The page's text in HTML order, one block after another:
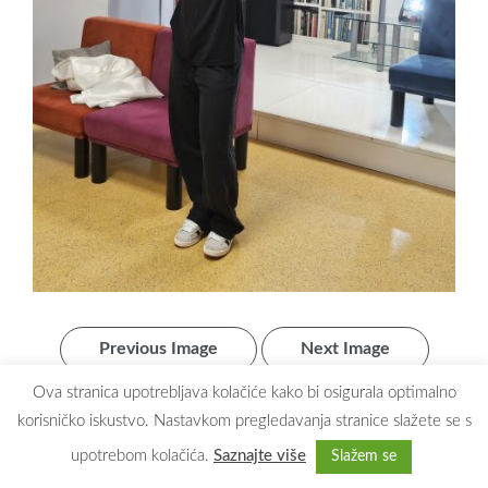
Previous Image Next Image
Copyright © 2026 Dječji vrtić Maslačak Zaprešić. All rights reserved.
Ova stranica upotrebljava kolačiće kako bi osigurala optimalno
korisničko iskustvo. Nastavkom pregledavanja stranice slažete se s
upotrebom kolačića. Saznajte više Slažem se